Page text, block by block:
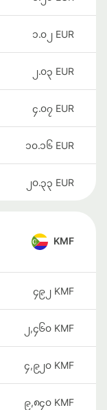
၁.၀၂ EUR
၂.၀၃ EUR
၄.၀၇ EUR
၁၀.၁၆ EUR
၂၀.၃၃ EUR
KMF
၄၉၂ KMF
၂,၄၆၀ KMF
၄,၉၂၀ KMF
၉,၈၄၀ KMF